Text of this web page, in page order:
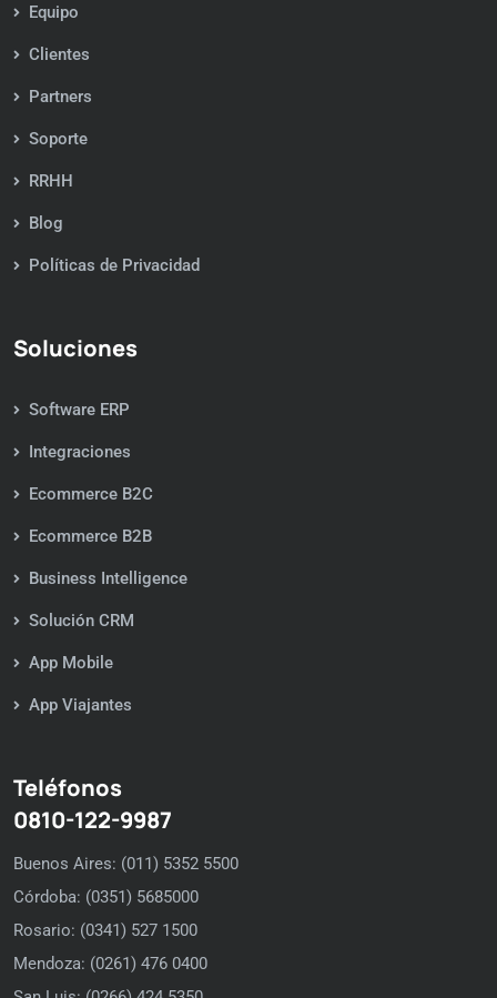
Equipo
Clientes
Partners
Soporte
RRHH
Blog
Políticas de Privacidad
Soluciones
Software ERP
Integraciones
Ecommerce B2C
Ecommerce B2B
Business Intelligence
Solución CRM
App Mobile
App Viajantes
Teléfonos
0810-122-9987
Buenos Aires: (011) 5352 5500
Córdoba: (0351) 5685000
Rosario: (0341) 527 1500
Mendoza: (0261) 476 0400